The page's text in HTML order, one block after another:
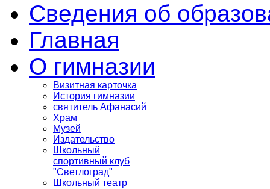
Сведения об
Главная
О гимназии
Визитная карточка
История гимназии
святитель Афанасий
Храм
Музей
Издательство
Школьный
спортивный клуб
"Светлоград"
Школьный театр